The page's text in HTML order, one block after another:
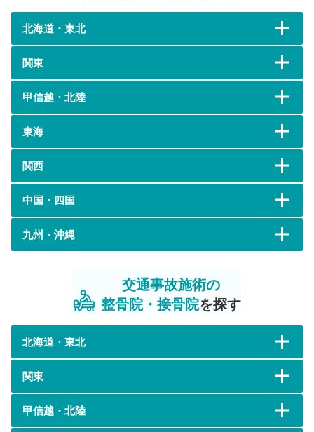
北海道・東北
関東
甲信越・北陸
東海
関西
中国・四国
九州・沖縄
交通事故施術の
整骨院・接骨院を探す
北海道・東北
関東
甲信越・北陸